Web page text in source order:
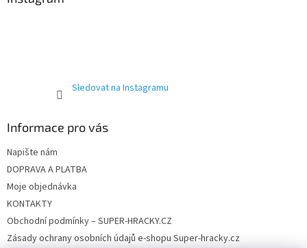
s
Sledovat na Instagramu
Informace pro vás
Napište nám
DOPRAVA A PLATBA
Moje objednávka
KONTAKTY
Obchodní podmínky – SUPER-HRACKY.CZ
Zásady ochrany osobních údajů e-shopu Super-hracky.cz